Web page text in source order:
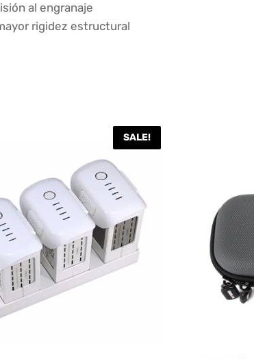
al engranaje
rigidez estructural
SALE!